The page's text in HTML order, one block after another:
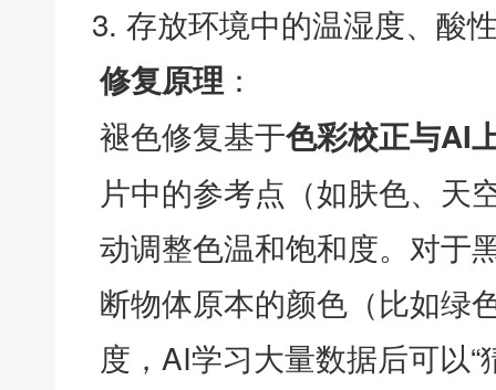
存放环境中的温湿度、酸
修复原理 ：
褪色修复基于色彩校正与AI
片中的参考点（如肤色、天
动调整色温和饱和度。对于
断物体原本的颜色（比如绿
度，AI学习大量数据后可以“